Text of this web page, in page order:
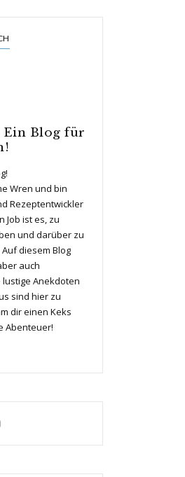
Ein Blog für
Wren und bin
Rezeptentwickler
Job ist es, zu
und darüber zu
diesem Blog
auch
Anekdoten
sind hier zu
dir einen Keks
Abenteuer!